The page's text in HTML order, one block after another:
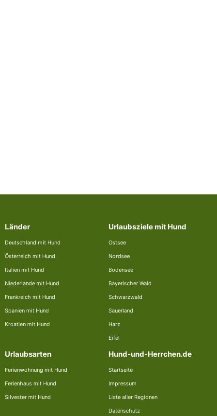
Länder
Deutschland mit Hund
Österreich mit Hund
Italien mit Hund
Niederlande mit Hund
Frankreich mit Hund
Spanien mit Hund
Kroatien mit Hund
Urlaubsziele mit Hund
Ostsee
Nordsee
Bodensee
Bayerischer Wald
Schwarzwald
Sauerland
Harz
Eifel
Urlaubsarten
Ferienwohnung mit Hund
Ferienhaus mit Hund
Silvester mit Hund
Hund-und-Herrchen.de
Startseite
Impressum
Liste aller Regionen
Datenschutz